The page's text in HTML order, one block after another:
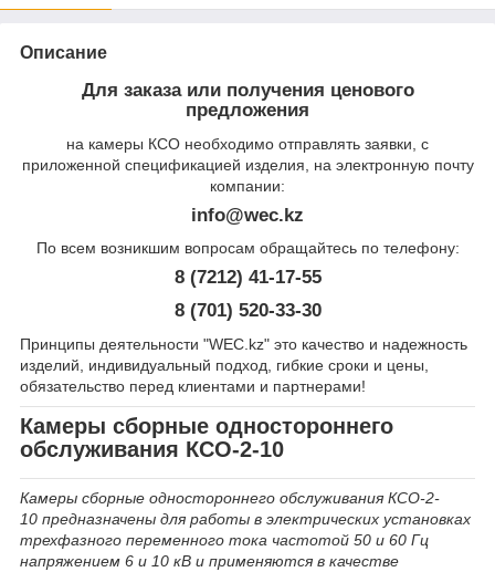
Описание
Для заказа или получения ценового
предложения
на камеры КСО необходимо отправлять заявки, с
приложенной спецификацией изделия, на электронную почту
компании:
info@wec.kz
По всем возникшим вопросам обращайтесь по телефону:
8 (7212) 41-17-55
8 (701) 520-33-30
Принципы деятельности "WEC.kz" это качество и надежность
изделий, индивидуальный подход, гибкие сроки и цены,
обязательство перед клиентами и партнерами!
Камеры сборные одностороннего
обслуживания КСО-2-10
Камеры сборные одностороннего обслуживания КСО-2-
10 предназначены для работы в электрических установках
трехфазного переменного тока частотой 50 и 60 Гц
напряжением 6 и 10 кВ и применяются в качестве